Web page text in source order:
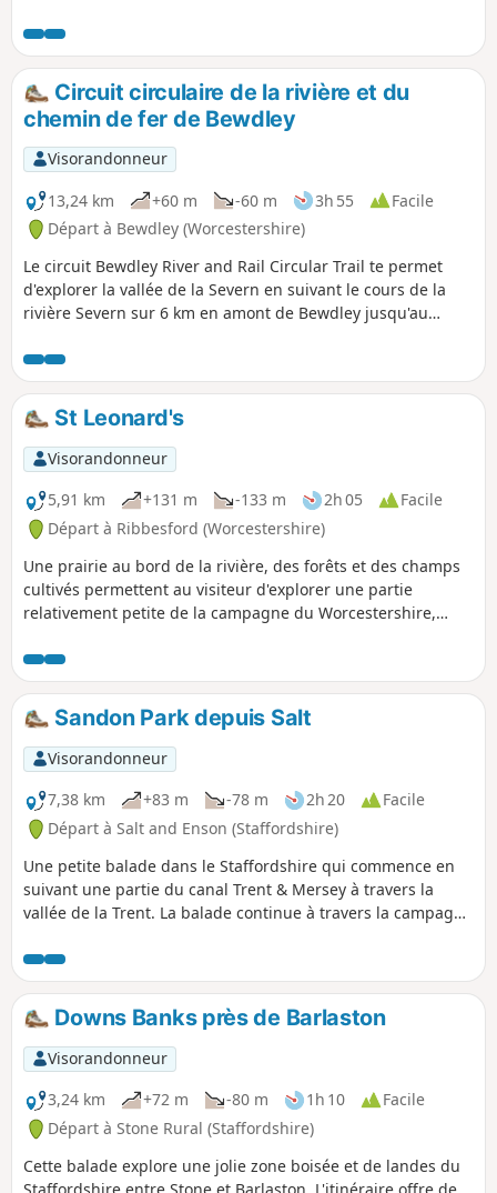
Worcestershire.
Circuit circulaire de la rivière et du
chemin de fer de Bewdley
Visorandonneur
13,24 km
+60 m -60 m 3h 55
Facile
Départ à Bewdley (Worcestershire)
Le circuit Bewdley River and Rail Circular Trail te permet
d'explorer la vallée de la Severn en suivant le cours de la
rivière Severn sur 6 km en amont de Bewdley jusqu'au
Bewdley, soit à pied en longeant la rive opposée de la
rivière, soit à bord du train à vapeur historique Severn
Valley Railway. (Des frais s'appliquent, renseigne-toi auprès
de SVR pour connaître les horaires et les tarifs.)
St Leonard's
Visorandonneur
5,91 km
+131 m -133 m 2h 05
Facile
Départ à Ribbesford (Worcestershire)
Une prairie au bord de la rivière, des forêts et des champs
cultivés permettent au visiteur d'explorer une partie
relativement petite de la campagne du Worcestershire,
vue magnifique sur la vallée de la Severn.
Sandon Park depuis Salt
Visorandonneur
7,38 km
+83 m -78 m 2h 20
Facile
Départ à Salt and Enson (Staffordshire)
Une petite balade dans le Staffordshire qui commence en
suivant une partie du canal Trent & Mersey à travers la
vallée de la Trent. La balade continue à travers la campagne
Hall.
Downs Banks près de Barlaston
Visorandonneur
3,24 km
+72 m -80 m 1h 10
Facile
Départ à Stone Rural (Staffordshire)
Cette balade explore une jolie zone boisée et de landes du